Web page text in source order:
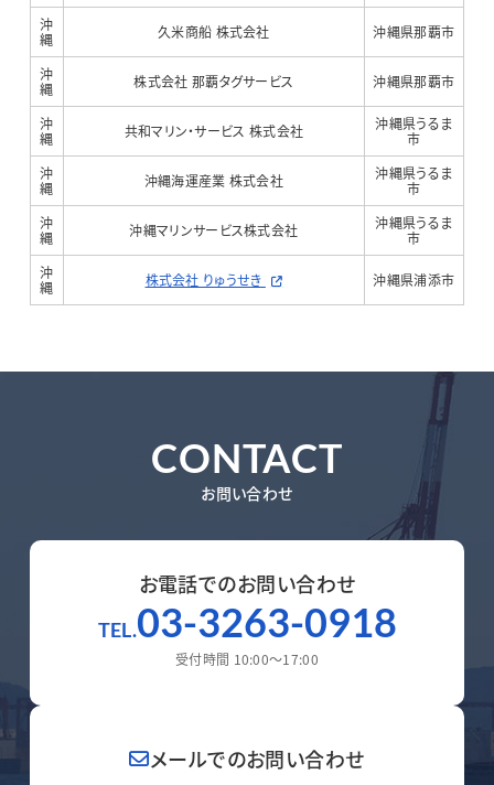
沖
縄
久米商船 株式会社 沖縄県那覇市
沖
縄
株式会社 那覇タグサービス 沖縄県那覇市
沖
縄
共和マリン・サービス 株式会社
沖縄県うるま
市
沖
縄
沖縄海運産業 株式会社
沖縄県うるま
市
沖
縄
沖縄マリンサービス株式会社
沖縄県うるま
市
沖
縄
株式会社 りゅうせき 沖縄県浦添市
CONTACT
お問い合わせ
お電話でのお問い合わせ
TEL.03-3263-0918
受付時間 10:00～17:00
メールでのお問い合わせ